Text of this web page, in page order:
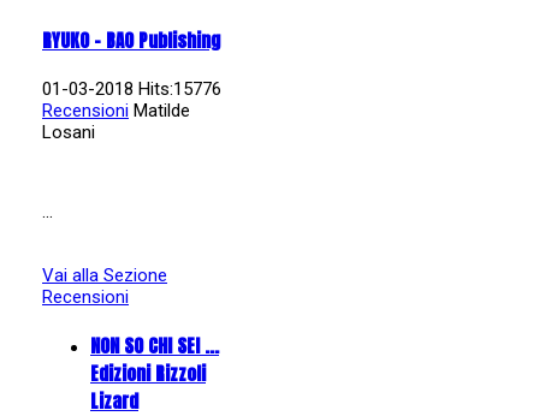
RYUKO - BAO Publishing
01-03-2018 Hits:15776
Recensioni Matilde
Losani
...
Vai alla Sezione
Recensioni
NON SO CHI SEI ...
Edizioni Rizzoli
Lizard